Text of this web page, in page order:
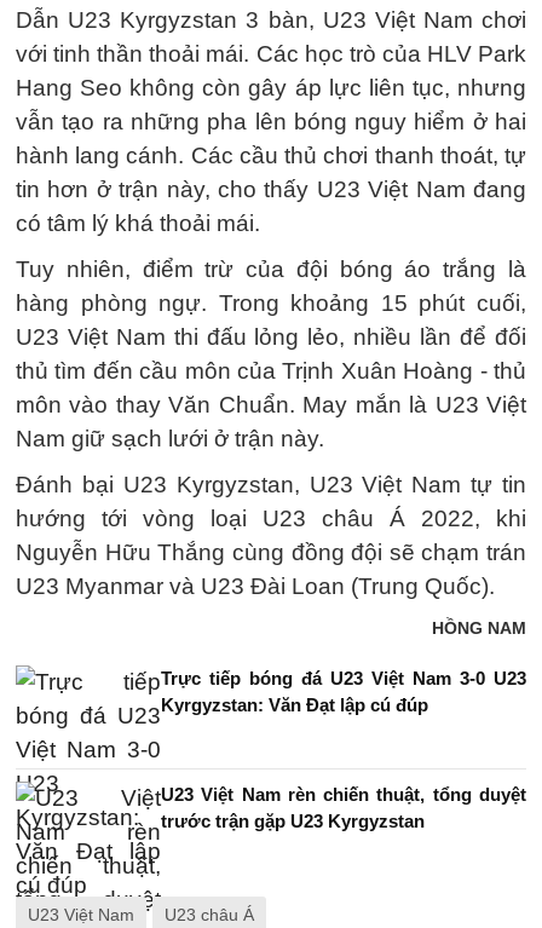
Dẫn U23 Kyrgyzstan 3 bàn, U23 Việt Nam chơi
với tinh thần thoải mái. Các học trò của HLV Park
Hang Seo không còn gây áp lực liên tục, nhưng
vẫn tạo ra những pha lên bóng nguy hiểm ở hai
hành lang cánh. Các cầu thủ chơi thanh thoát, tự
tin hơn ở trận này, cho thấy U23 Việt Nam đang
có tâm lý khá thoải mái.
Tuy nhiên, điểm trừ của đội bóng áo trắng là
hàng phòng ngự. Trong khoảng 15 phút cuối,
U23 Việt Nam thi đấu lỏng lẻo, nhiều lần để đối
thủ tìm đến cầu môn của Trịnh Xuân Hoàng - thủ
môn vào thay Văn Chuẩn. May mắn là U23 Việt
Nam giữ sạch lưới ở trận này.
Đánh bại U23 Kyrgyzstan, U23 Việt Nam tự tin
hướng tới vòng loại U23 châu Á 2022, khi
Nguyễn Hữu Thắng cùng đồng đội sẽ chạm trán
U23 Myanmar và U23 Đài Loan (Trung Quốc).
HỒNG NAM
Trực tiếp bóng đá U23 Việt Nam 3-0 U23
Kyrgyzstan: Văn Đạt lập cú đúp
U23 Việt Nam rèn chiến thuật, tổng duyệt
trước trận gặp U23 Kyrgyzstan
U23 Việt Nam U23 châu Á